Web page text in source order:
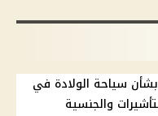
بشأن سياحة الولادة في
والجنسية